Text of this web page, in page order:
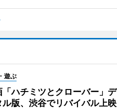
遊ぶ
「ハチミツとクローバー」デ
ル版、渋谷でリバイバル上映